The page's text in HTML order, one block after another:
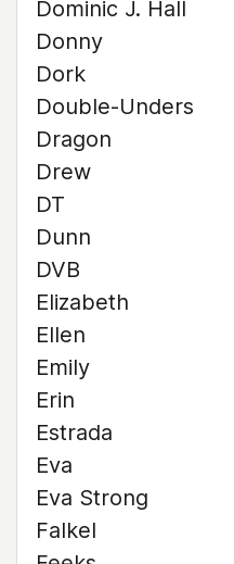
Dominic J. Hall
Donny
Dork
Double-Unders
Dragon
Drew
DT
Dunn
DVB
Elizabeth
Ellen
Emily
Erin
Estrada
Eva
Eva Strong
Falkel